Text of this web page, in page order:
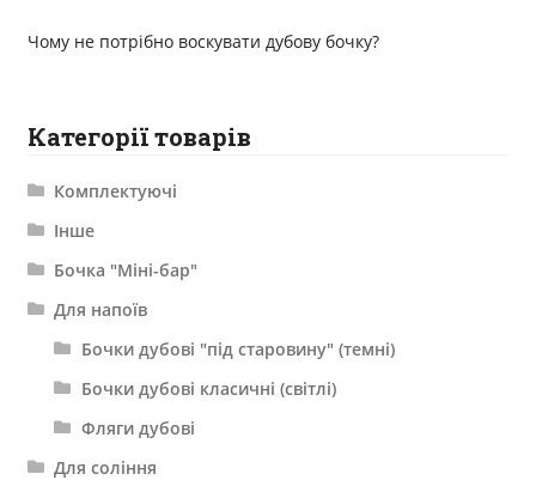
Чому не потрібно воскувати дубову бочку?
Категорії товарів
Комплектуючі
Інше
Бочка "Міні-бар"
Для напоїв
Бочки дубові "під старовину" (темні)
Бочки дубові класичні (світлі)
Фляги дубові
Для соління